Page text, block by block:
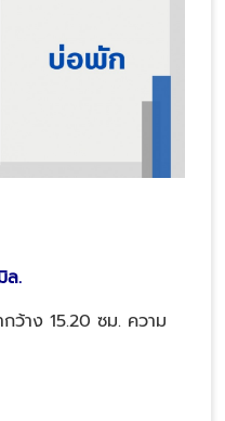
ล.
ว้าง 15.20 ซม. ความ